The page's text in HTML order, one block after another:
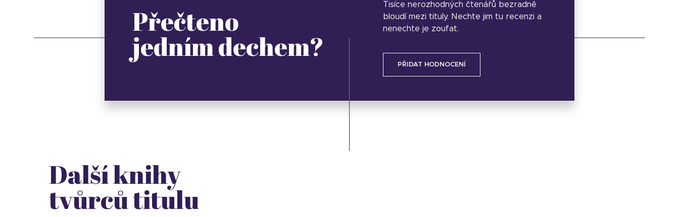
Přečteno
jedním dechem?
Tisíce nerozhodných čtenářů bezradně
bloudí mezi tituly. Nechte jim tu recenzi a
nenechte je zoufat.
PŘIDAT HODNOCENÍ
Další knihy
tvůrců titulu